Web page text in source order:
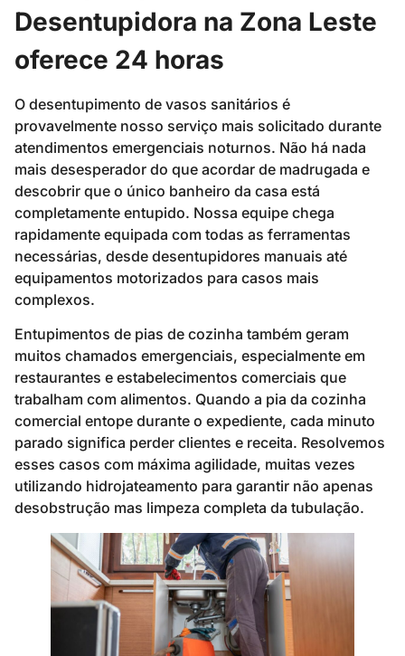
Desentupidora na Zona Leste
oferece 24 horas
O desentupimento de vasos sanitários é
provavelmente nosso serviço mais solicitado durante
atendimentos emergenciais noturnos. Não há nada
mais desesperador do que acordar de madrugada e
descobrir que o único banheiro da casa está
completamente entupido. Nossa equipe chega
rapidamente equipada com todas as ferramentas
necessárias, desde desentupidores manuais até
equipamentos motorizados para casos mais
complexos.
Entupimentos de pias de cozinha também geram
muitos chamados emergenciais, especialmente em
restaurantes e estabelecimentos comerciais que
trabalham com alimentos. Quando a pia da cozinha
comercial entope durante o expediente, cada minuto
parado significa perder clientes e receita. Resolvemos
esses casos com máxima agilidade, muitas vezes
utilizando hidrojateamento para garantir não apenas
desobstrução mas limpeza completa da tubulação.